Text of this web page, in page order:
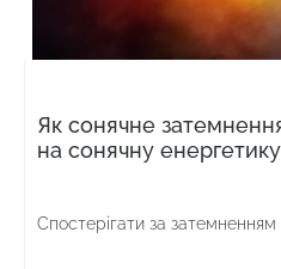
Як сонячне
на сонячну
Спостерігати за